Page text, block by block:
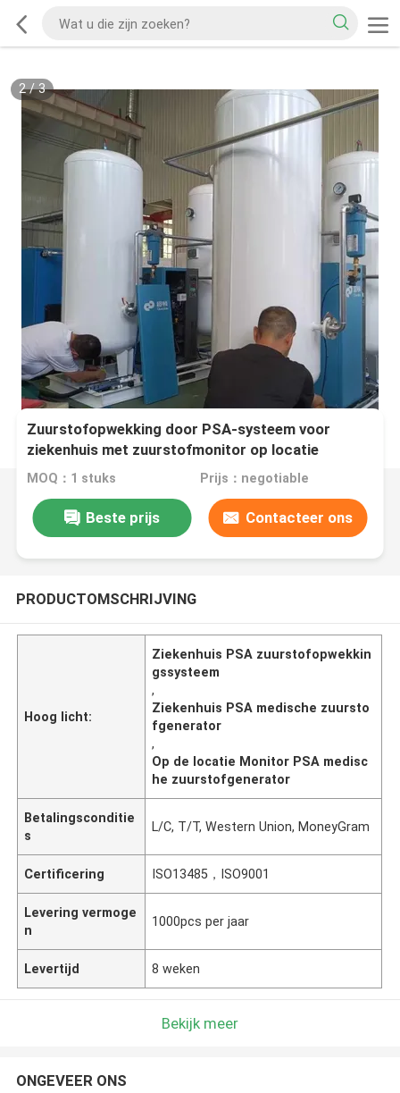
2/3
Zuurstofopwekking door PSA-systeem voor
ziekenhuis met zuurstofmonitor op locatie
MOQ：1 stuks Prijs：negotiable
Beste prijs Contacteer ons
PRODUCTOMSCHRIJVING
Hoog licht:
Ziekenhuis PSA zuurstofopwekkin
gssysteem
,
Ziekenhuis PSA medische zuursto
fgenerator
,
Op de locatie Monitor PSA medisc
he zuurstofgenerator
Betalingsconditie
s
L/C, T/T, Western Union, MoneyGram
Certificering ISO13485，ISO9001
Levering vermoge
n
1000pcs per jaar
Levertijd 8 weken
Bekijk meer
ONGEVEER ONS